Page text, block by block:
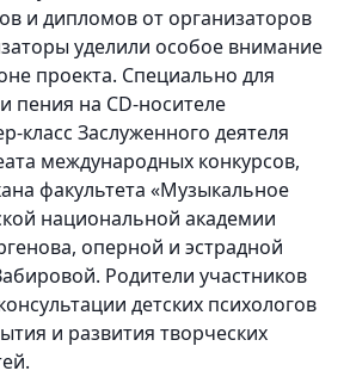
и дипломов от организаторов
уделили особое внимание
проекта. Специально для
пения на CD-носителе
класс Заслуженного деятеля
международных конкурсов,
факультета «Музыкальное
национальной академии
оперной и эстрадной
Родители участников
детских психологов
и развития творческих